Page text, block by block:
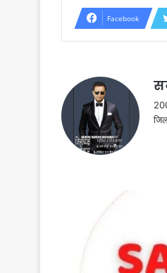
Facebook